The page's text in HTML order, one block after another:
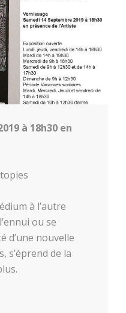
à 18h30 en
à l’autre
ou se
d’une nouvelle
s’éprend de la